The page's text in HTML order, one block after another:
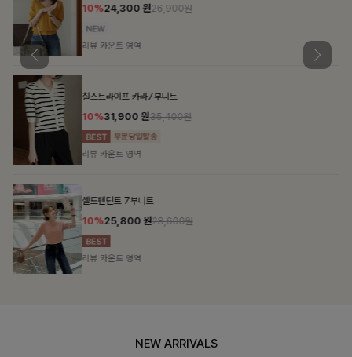
10%24,300 원26,900원
리뷰 카운트 영역
칠스트라이프 카라7부니트
10%31,900 원35,400원
리뷰 카운트 영역
셀드펜던트 7부니트
10%25,800 원28,600원
리뷰 카운트 영역
NEW ARRIVALS